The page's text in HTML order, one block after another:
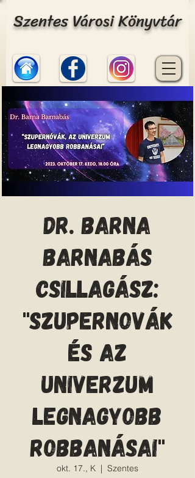
Szentes Városi Könyvtár
Dr. Barna
Barnabás
csillagász:
"Szupernovák
és az
Univerzum
legnagyobb
robbanásai"
okt. 17., K
  |
Szentes